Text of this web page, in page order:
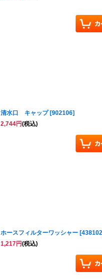
清水口 キャップ [902106]
2,744円(税込)
ホースフィルターワッシャー [438102
1,217円(税込)